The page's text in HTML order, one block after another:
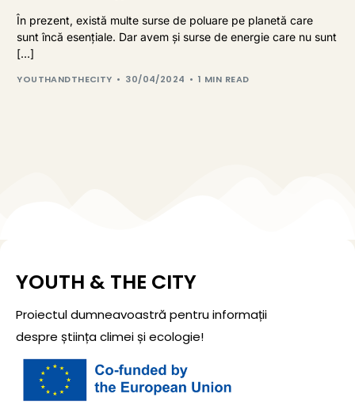
În prezent, există multe surse de poluare pe planetă care
sunt încă esențiale. Dar avem și surse de energie care nu sunt
[…]
YOUTHANDTHECITY 30/04/2024 1 MIN READ
YOUTH & THE CITY
Proiectul dumneavoastră pentru informații
despre știința climei și ecologie!